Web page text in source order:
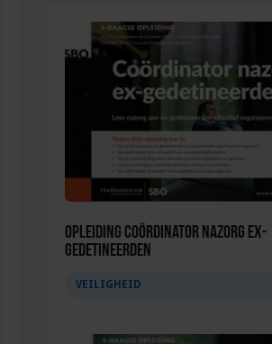
Opleiding Coördinator nazorg ex-
gedetineerden
VEILIGHEID